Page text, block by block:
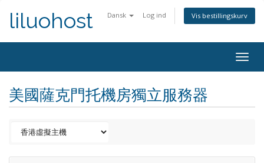
Dansk Log ind Vis bestillingskurv
liluohost
美國薩克門托機房獨立服務器